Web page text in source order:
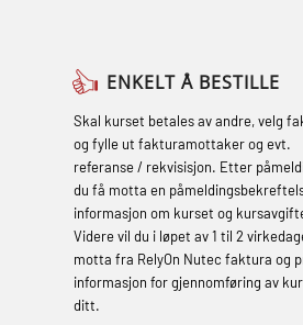
Basic Safety Training
Course (English)
Basic Safety Training
Course (English) for
response personnel
learning (OBSBLE050)
Helikopterevakuering
ENKELT Å BESTILLE
Skal kurset betales av andre, velg
og fylle ut fakturamottaker og evt.
referanse / rekvisisjon. Etter
du få motta en
informasjon om kurset og
Videre vil du i løpet av 1 til 2
motta fra RelyOn Nutec faktura og
informasjon for gjennomføring av
ditt.